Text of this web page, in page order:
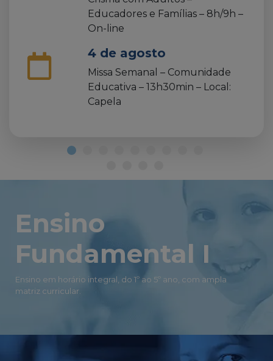
Educadores e Famílias – 8h/9h –
On-line
4 de agosto
Missa Semanal – Comunidade
Educativa – 13h30min – Local:
Capela
Ensino
Fundamental I
Ensino em horário integral, do 1º ao 5º ano, com ampla
matriz curricular.